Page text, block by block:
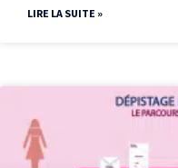
LIRE LA SUITE »